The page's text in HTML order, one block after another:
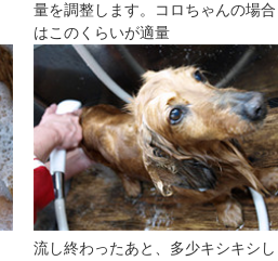
量を調整します。コロちゃんの場合
はこのくらいが適量
流し終わったあと、多少キシキシし